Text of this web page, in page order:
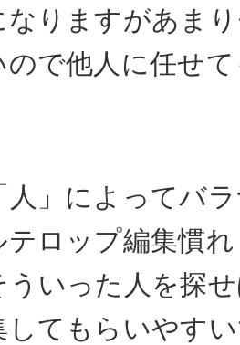
なりますがあま
ので他人に任せ
人」によってバ
テロップ編集慣
ういった人を探
してもらいやす